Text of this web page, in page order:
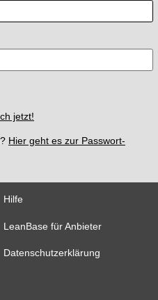
jetzt!
Hier geht es zur Passwort-
Hilfe
LeanBase für Anbieter
Datenschutzerklärung